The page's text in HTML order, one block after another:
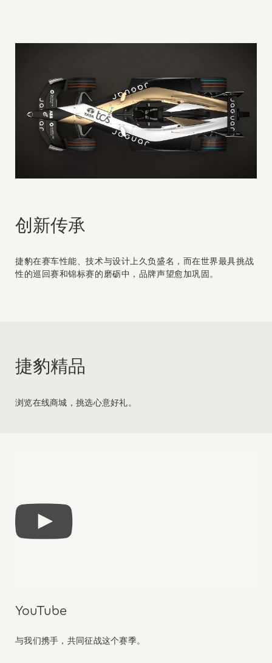
创新传承
捷豹在赛车性能、技术与设计上久负盛名，而在世界最具挑战
性的巡回赛和锦标赛的磨砺中，品牌声望愈加巩固。
捷豹精品
浏览在线商城，挑选心意好礼。
YouTube
与我们携手，共同征战这个赛季。